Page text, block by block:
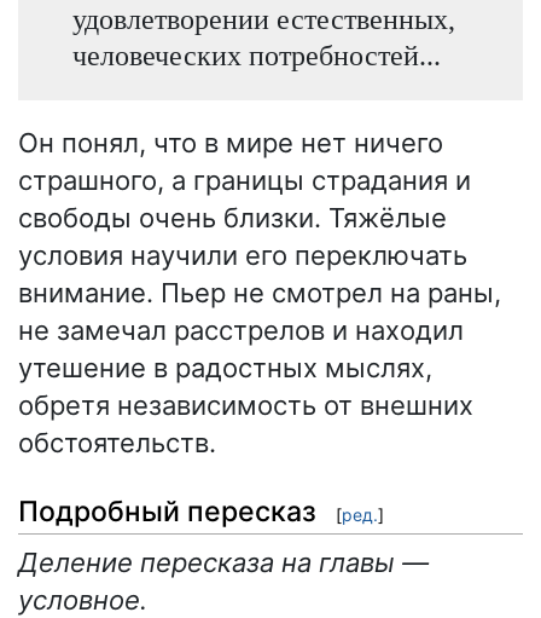
удовлетворении естественных,
человеческих потребностей...
Он понял, что в мире нет ничего
страшного, а границы страдания и
свободы очень близки. Тяжёлые
условия научили его переключать
внимание. Пьер не смотрел на раны,
не замечал расстрелов и находил
утешение в радостных мыслях,
обретя независимость от внешних
обстоятельств.
Подробный пересказ [ред.]
Деление пересказа на главы —
условное.